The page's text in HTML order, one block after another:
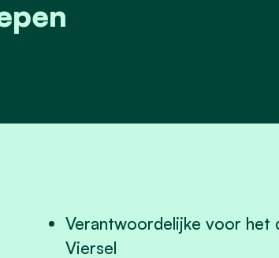
Verantwoordelijke voor het
Viersel